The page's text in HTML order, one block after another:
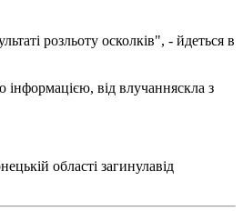
розльоту осколків", - йдеться в
інформацією, від влучанняскла з
області загинулавід